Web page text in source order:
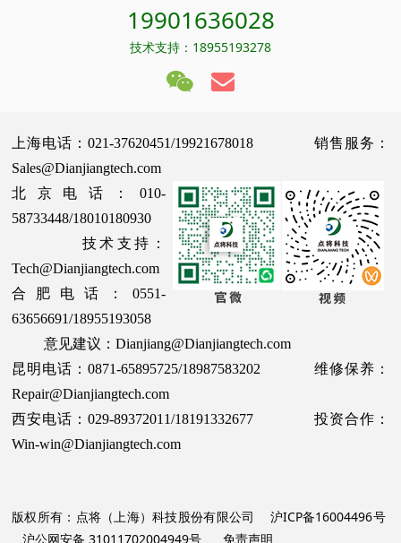
19901636028
技术支持：18955193278
上海电话：021-37620451/19921678018 销售服务：
Sales@Dianjiangtech.com
北京电话：010-
58733448/18010180930
技术支持：
Tech@Dianjiangtech.com
合肥电话：0551-
63656691/18955193058
意见建议：Dianjiang@Dianjiangtech.com
昆明电话：0871-65895725/18987583202 维修保养：
Repair@Dianjiangtech.com
西安电话：029-89372011/18191332677 投资合作：
Win-win@Dianjiangtech.com
版权所有：点将（上海）科技股份有限公司 沪ICP备16004496号
沪公网安备 31011702004949号
免责声明